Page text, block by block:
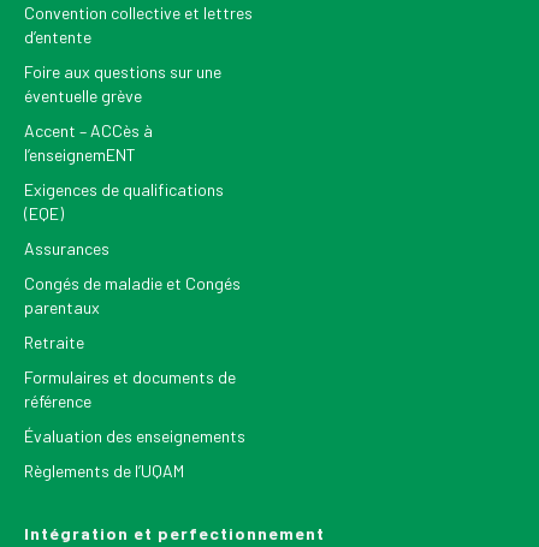
Convention collective et lettres
d’entente
Foire aux questions sur une
éventuelle grève
Accent – ACCès à
l’enseignemENT
Exigences de qualifications
(EQE)
Assurances
Congés de maladie et Congés
parentaux
Retraite
Formulaires et documents de
référence
Évaluation des enseignements
Règlements de l’UQAM
Intégration et perfectionnement